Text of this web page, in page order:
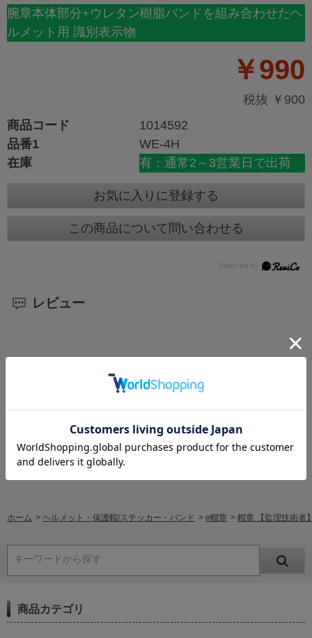
腕章本体部分+ウレタン樹脂バンドを組み合わせたヘ
ルメット用 識別表示物
￥990
税抜 ￥900
商品コード
1014592
品番1
WE-4H
在庫
有：通常2～3営業日で出荷
お気に入りに登録する
この商品について問い合わせる
レビュー
レビューを書く
ホーム > ヘルメット・保護帽/ステッカー・バンド > e帽章 > 帽章 【監理技術者
キーワードから探す
商品カテゴリ